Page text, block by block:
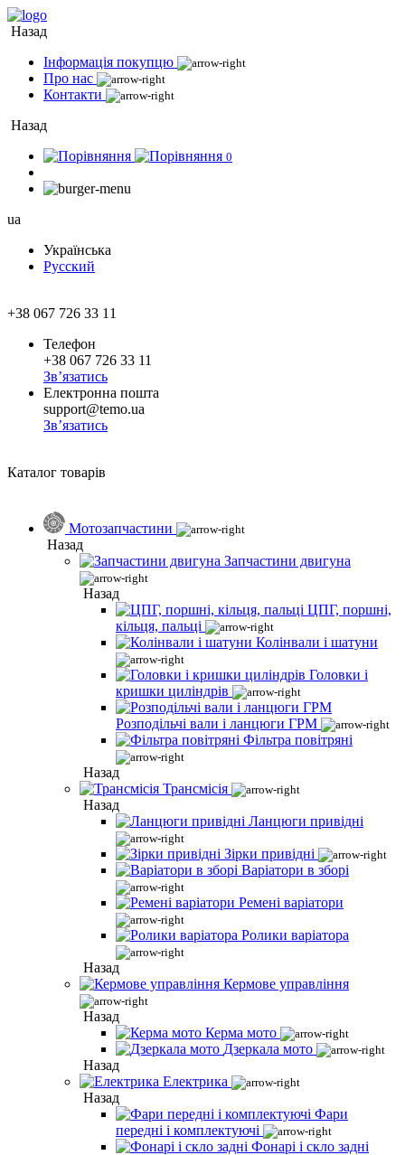
Назад
Інформація покупцю
Про нас
Контакти
Назад
0
ua
Українська
Русский
+38 067 726 33 11
Телефон
+38 067 726 33 11
Зв’язатись
Електронна пошта
support@temo.ua
Зв’язатись
Каталог товарів
Мотозапчастини
Назад
Запчастини двигуна
Назад
ЦПГ, поршні,
кільця, пальці
Колінвали і шатуни
Головки і
кришки циліндрів
Розподільчі вали і ланцюги ГРМ
Фільтра повітряні
Назад
Трансмісія
Назад
Ланцюги привідні
Зірки привідні
Варіатори в зборі
Ремені варіатори
Ролики варіатора
Назад
Кермове управління
Назад
Керма мото
Дзеркала мото
Назад
Електрика
Назад
Фари
передні і комплектуючі
Фонарі і скло задні